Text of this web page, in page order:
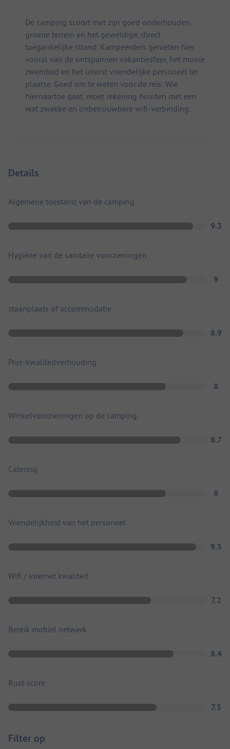
De camping scoort met zijn goed onderhouden,
groene terrein en het geweldige, direct
toegankelijke strand. Kampeerders genieten hier
vooral van de ontspannen vakantiesfeer, het mooie
zwembad en het uiterst vriendelijke personeel ter
plaatse. Goed om te weten voor de reis: Wie
hiernaartoe gaat, moet rekening houden met een
wat zwakke en onbetrouwbare wifi-verbinding.
Details
Algemene toestand van de camping
9.3
Hygiëne van de sanitaire voorzieningen
9
staanplaats of accommodatie
8.9
Prijs-kwaliteitverhouding
8
Winkelvoorzieningen op de camping
8.7
Catering
8
Vriendelijkheid van het personeel
9.5
Wifi / internet kwaliteit
7.2
Bereik mobiel netwerk
8.4
Rust-score
7.5
Filter op